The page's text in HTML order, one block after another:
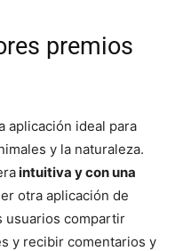
premios
aplicación ideal para
y la naturaleza.
intuitiva y con una
otra aplicación de
usuarios compartir
y recibir comentarios y